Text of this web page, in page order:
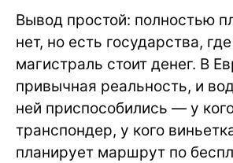
Вывод простой: полностью
нет, но есть государства,
магистраль стоит денег. В
привычная реальность, и
ней приспособились — у
транспондер, у кого
планирует маршрут по